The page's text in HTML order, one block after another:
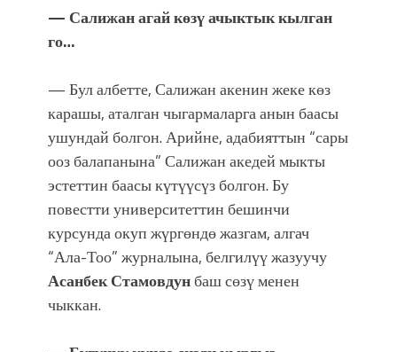
— Салижан агай көзү ачыктык кылган
го…
— Бул албетте, Салижан акенин жеке көз
карашы, аталган чыгармаларга анын баасы
ушундай болгон. Арийне, адабияттын “сары
ооз балапанына” Салижан акедей мыкты
эстеттин баасы күтүүсүз болгон. Бу
повестти университеттин бешинчи
курсунда окуп жүргөндө жазгам, алгач
“Ала-Тоо” журналына, белгилүү жазуучу
Асанбек Стамовдунбаш сөзү менен
чыккан.